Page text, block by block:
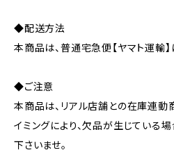
◆配送方法
本商品は、普通宅急便【ヤマト運輸】
◆ご注意
本商品は、リアル店舗との在庫連動
イミングにより、欠品が生じている
下さいませ。